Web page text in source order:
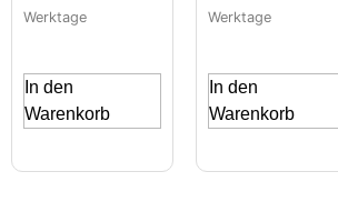
Werktage
In den
Warenkorb
Werktage
In den
Warenkorb